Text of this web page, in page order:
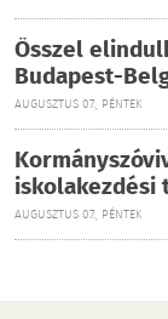
Ősszel
Budapest-
AUGUSZTUS 07., PÉNTEK
iskolakezdési
AUGUSZTUS 07., PÉNTEK